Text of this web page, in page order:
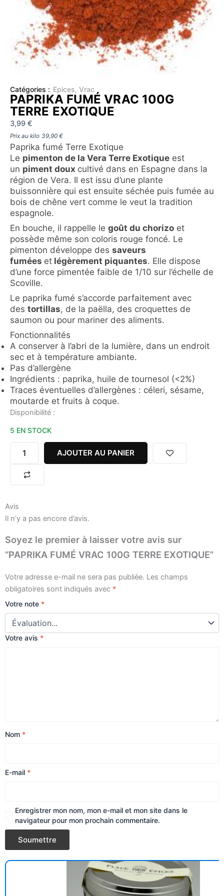
Catégories : Epices, Vrac
PAPRIKA FUMÉ VRAC 100G
TERRE EXOTIQUE
3,99 €
Prix au kilo 39,90 €
Paprika fumé Terre Exotique
Le pimenton de la Vera Terre Exotique est
un piment doux cultivé dans en Espagne dans la
région de Vera. Il est issu d’une plante
buissonnière qui est ensuite séchée puis fumée au
bois de chêne vert comme le veut la tradition
espagnole.
En bouche, il rappelle le goût du chorizo et
possède même son coloris rouge foncé. Le
pimenton développe des saveurs
fumées et légèrement piquantes. Elle dispose
d’une force pimentée faible de 1/10 sur l’échelle de
Scoville.
Le paprika fumé s’accorde parfaitement avec
des tortillas, de la paëlla, des croquettes de
saumon ou pour mariner des aliments.
Fonctionnalités
A conserver à l’abri de la lumière, dans un endroit
sec et à température ambiante.
Pas d’allergène
Ingrédients : paprika, huile de tournesol (<2%)
Traces éventuelles d’allergènes : céleri, sésame,
moutarde et fruits à coque.
Disponibilité :
5 EN STOCK
quantité
PAPRIKA
VRAC
TERRE
EXOTIQUE
AJOUTER AU PANIER
Avis
Il n’y a pas encore d’avis.
Soyez le premier à laisser votre avis sur
“PAPRIKA FUMÉ VRAC 100G TERRE EXOTIQUE”
Votre adresse e-mail ne sera pas publiée. Les champs
obligatoires sont indiqués avec *
Votre note *
Votre avis *
Nom *
E-mail *
Enregistrer mon nom, mon e-mail et mon site dans le
navigateur pour mon prochain commentaire.